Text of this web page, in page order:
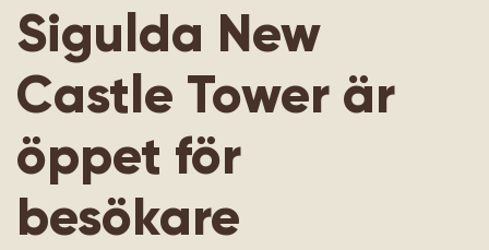
Sigulda New
Castle Tower är
öppet för
besökare